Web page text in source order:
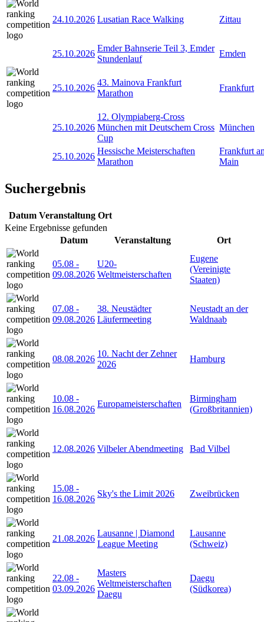
24.10.2026 Lusatian Race Walking Zittau
25.10.2026
Emder Bahnserie Teil 3, Emder
Stundenlauf
Emden
25.10.2026
43. Mainova Frankfurt
Marathon
Frankfurt
25.10.2026
12. Olympiaberg-Cross
München mit Deutschem Cross
Cup
München
25.10.2026
Hessische Meisterschaften
Marathon
Frankfurt
Main
Suchergebnis
Datum Veranstaltung Ort
Keine Ergebnisse gefunden
Datum
Veranstaltung Ort
05.08 -
09.08.2026
U20-
Weltmeisterschaften
Eugene
(Vereinigte
Staaten)
07.08 -
09.08.2026
38. Neustädter
Läufermeeting
Neustadt an der
Waldnaab
08.08.2026
10. Nacht der Zehner
2026
Hamburg
10.08 -
16.08.2026
Europameisterschaften
Birmingham
(Großbritannien)
12.08.2026 Vilbeler Abendmeeting Bad Vilbel
15.08 -
16.08.2026
Sky's the Limit 2026 Zweibrücken
21.08.2026
Lausanne | Diamond
League Meeting
Lausanne
(Schweiz)
22.08 -
03.09.2026
Masters
Weltmeisterschaften
Daegu
Daegu
(Südkorea)